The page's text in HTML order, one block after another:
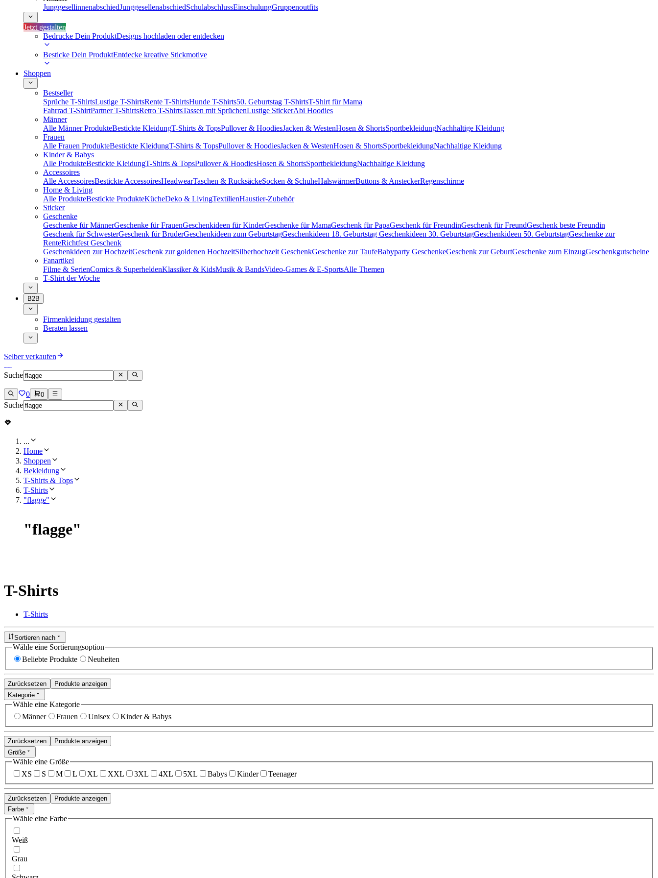
JunggesellinnenabschiedJunggesellenabschiedSchulabschlussEinschulungGruppenoutfits
Jetzt gestalten
Bedrucke Dein ProduktDesigns hochladen oder entdecken
Besticke Dein ProduktEntdecke kreative Stickmotive
Shoppen
Bestseller
Sprüche T-ShirtsLustige T-ShirtsRente T-ShirtsHunde T-Shirts50. Geburtstag T-ShirtsT-Shirt für Mama
Fahrrad T-ShirtPartner T-ShirtsRetro T-ShirtsTassen mit SprüchenLustige StickerAbi Hoodies
Männer
Alle Männer ProdukteBestickte KleidungT-Shirts & TopsPullover & HoodiesJacken & WestenHosen & ShortsSportbekleidungNachhaltige Kleidung
Frauen
Alle Frauen ProdukteBestickte KleidungT-Shirts & TopsPullover & HoodiesJacken & WestenHosen & ShortsSportbekleidungNachhaltige Kleidung
Kinder & Babys
Alle ProdukteBestickte KleidungT-Shirts & TopsPullover & HoodiesHosen & ShortsSportbekleidungNachhaltige Kleidung
Accessoires
Alle AccessoiresBestickte AccessoiresHeadwearTaschen & RucksäckeSocken & SchuheHalswärmerButtons & AnsteckerRegenschirme
Home & Living
Alle ProdukteBestickte ProdukteKücheDeko & LivingTextilienHaustier-Zubehör
Sticker
Geschenke
Geschenke für MännerGeschenke für FrauenGeschenkideen für KinderGeschenke für MamaGeschenk für PapaGeschenk für FreundinGeschenk für FreundGeschenk beste Freundin
Geschenk für SchwesterGeschenk für BruderGeschenkideen zum GeburtstagGeschenkideen 18. Geburtstag Geschenkideen 30. GeburtstagGeschenkideen 50. GeburtstagGeschenke zur
RenteRichtfest Geschenk
Geschenkideen zur HochzeitGeschenk zur goldenen HochzeitSilberhochzeit GeschenkGeschenke zur TaufeBabyparty GeschenkeGeschenk zur GeburtGeschenke zum EinzugGeschenkgutscheine
Fanartikel
Filme & SerienComics & SuperheldenKlassiker & KidsMusik & BandsVideo-Games & E-SportsAlle Themen
T-Shirt der Woche
B2B
Firmenkleidung gestalten
Beraten lassen
Selber verkaufen
Suche
0 0
Suche
...
Home
Shoppen
Bekleidung
T-Shirts & Tops
T-Shirts
"flagge"
"flagge"
T-Shirts
T-Shirts
Sortieren nach
Wähle eine Sortierungsoption
Beliebte Produkte
Neuheiten
Zurücksetzen
Produkte anzeigen
Kategorie
Wähle eine Kategorie
Männer
Frauen Unisex Kinder & Babys
Zurücksetzen
Produkte anzeigen
Größe
Wähle eine Größe
XS
S M L XL XXL 3XL 4XL 5XL Babys Kinder Teenager
Zurücksetzen
Produkte anzeigen
Farbe
Wähle eine Farbe
Weiß
Grau